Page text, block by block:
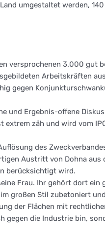
umgestaltet werden,
versprochenen 3.000 gut
Arbeitskräften
gegen
und Ergebnis-offene
extrem zäh und wird vom
des
Austritt von Dohna
berücksichtigt wird.
Frau. Ihr gehört dort
großen Stil zubetoniert
der Flächen mit
gegen die Industrie bin,